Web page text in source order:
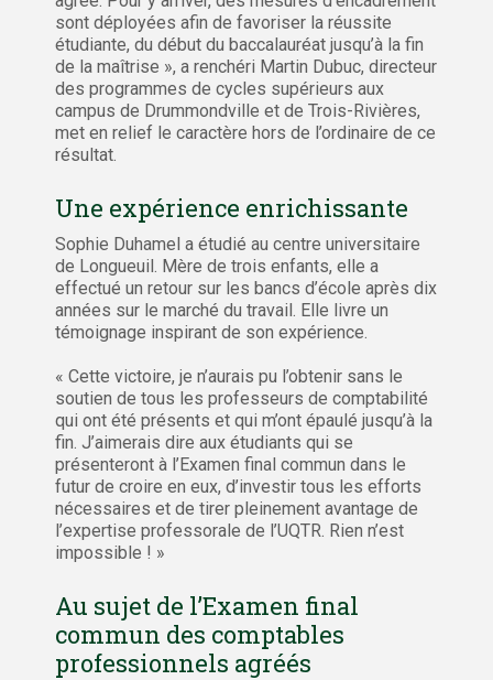
sont déployées afin de favoriser la réussite
étudiante, du début du baccalauréat jusqu’à la fin
de la maîtrise », a renchéri Martin Dubuc, directeur
des programmes de cycles supérieurs aux
campus de Drummondville et de Trois-Rivières,
met en relief le caractère hors de l’ordinaire de ce
résultat.
Une expérience enrichissante
Sophie Duhamel a étudié au centre universitaire
de Longueuil. Mère de trois enfants, elle a
effectué un retour sur les bancs d’école après dix
années sur le marché du travail. Elle livre un
témoignage inspirant de son expérience.
« Cette victoire, je n’aurais pu l’obtenir sans le
soutien de tous les professeurs de comptabilité
qui ont été présents et qui m’ont épaulé jusqu’à la
fin. J’aimerais dire aux étudiants qui se
présenteront à l’Examen final commun dans le
futur de croire en eux, d’investir tous les efforts
nécessaires et de tirer pleinement avantage de
l’expertise professorale de l’UQTR. Rien n’est
impossible ! »
Au sujet de l’Examen final
commun des comptables
professionnels agréés